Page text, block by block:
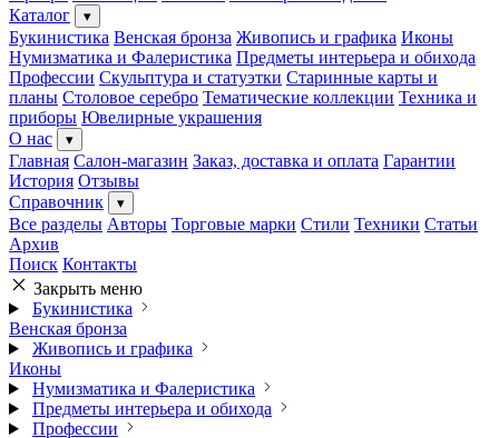
Каталог
▾
Букинистика Венская бронза Живопись и графика Иконы
Нумизматика и Фалеристика Предметы интерьера и обихода
Профессии Скульптура и статуэтки Старинные карты и
планы Столовое серебро Тематические коллекции Техника и
приборы Ювелирные украшения
О нас
▾
Главная Салон-магазин Заказ, доставка и оплата Гарантии
История Отзывы
Справочник
▾
Все разделы Авторы Торговые марки Стили Техники Статьи
Архив
Поиск Контакты
Закрыть меню
Букинистика
Венская бронза
Живопись и графика
Иконы
Нумизматика и Фалеристика
Предметы интерьера и обихода
Профессии